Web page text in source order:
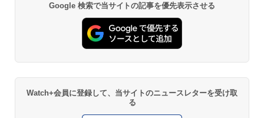
Google 検索で当サイトの記事を優先表示させる
Watch+会員に登録して、当サイトのニュースレターを受け取
る